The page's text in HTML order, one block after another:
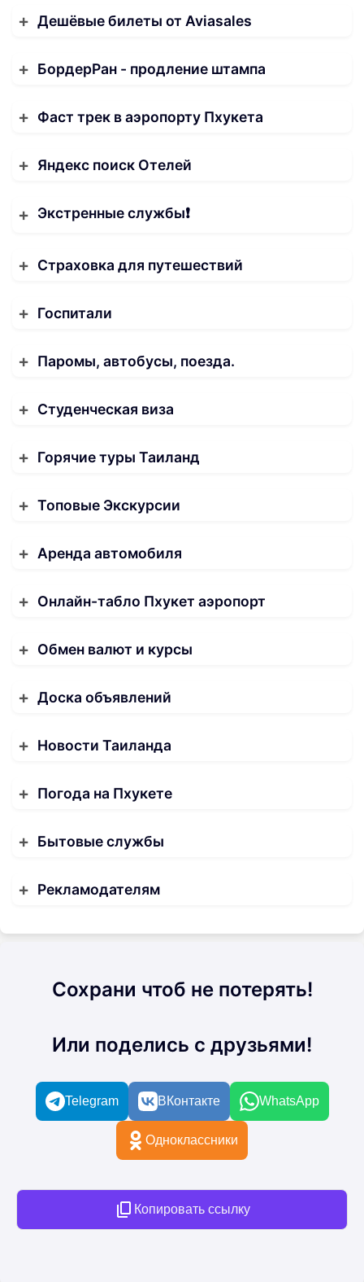
Дешёвые билеты от Aviasales
БордерРан - продление штампа
Фаст трек в аэропорту Пхукета
Яндекс поиск Отелей
Экстренные службы❗️
Страховка для путешествий
Госпитали
Паромы, автобусы, поезда.
Студенческая виза
Горячие туры Таиланд
Топовые Экскурсии
Аренда автомобиля
Онлайн-табло Пхукет аэропорт
Обмен валют и курсы
Доска объявлений
Новости Таиланда
Погода на Пхукете
Бытовые службы
Рекламодателям
Сохрани чтоб не потерять!
Или поделись с друзьями!
Telegram ВКонтакте WhatsApp
Одноклассники
Копировать ссылку